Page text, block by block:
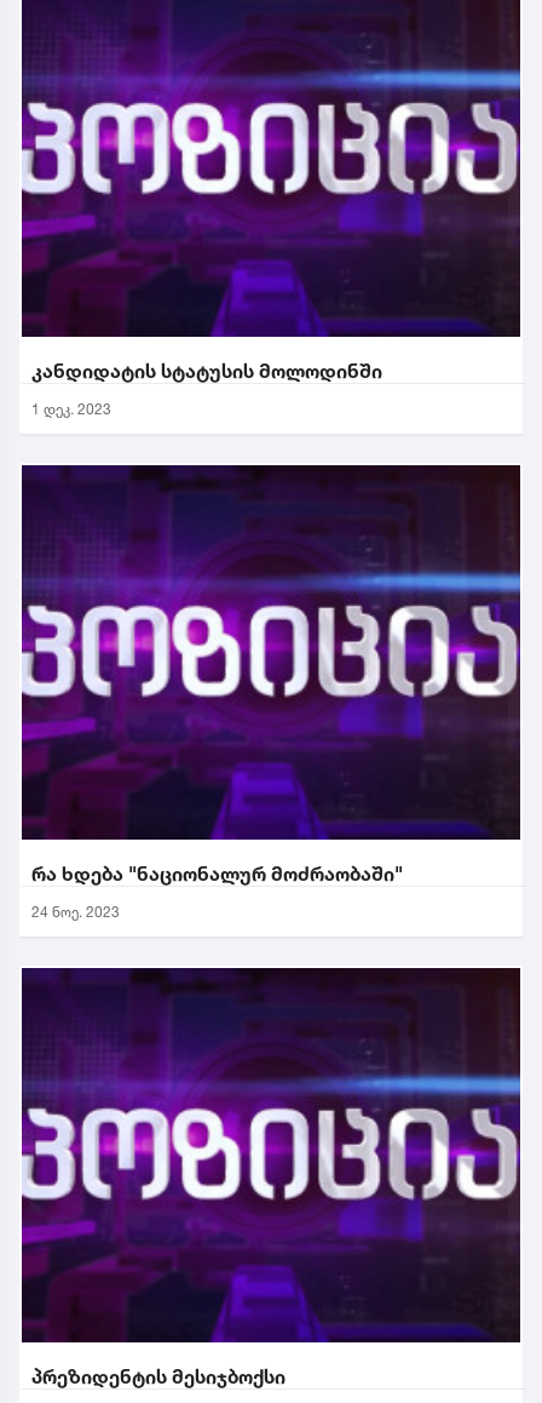
კანდიდატის სტატუსის მოლოდინში
1 დეკ. 2023
რა ხდება "ნაციონალურ მოძრაობაში"
24 ნოე. 2023
პრეზიდენტის მესიჯბოქსი